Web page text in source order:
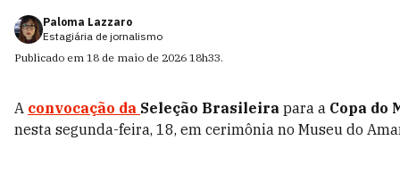
Paloma Lazzaro
Estagiária de jornalismo
Publicado em 18 de maio de 2026 18h33.
A convocação da Seleção Brasileira para a Copa do
nesta segunda-feira, 18, em cerimônia no Museu do